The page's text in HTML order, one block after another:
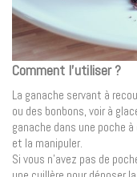
Comment l’utiliser ?
La ganache servant à
ou des bonbons, voir à
ganache dans une poche
et la manipuler.
Si vous n’avez pas de